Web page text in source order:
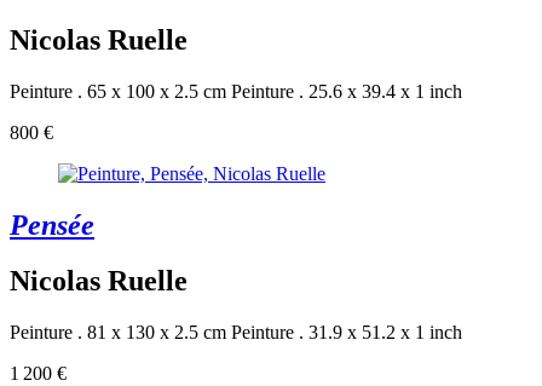
Nicolas Ruelle
Peinture . 65 x 100 x 2.5 cm Peinture . 25.6 x 39.4 x 1 inch
800 €
Pensée
Nicolas Ruelle
Peinture . 81 x 130 x 2.5 cm Peinture . 31.9 x 51.2 x 1 inch
1 200 €